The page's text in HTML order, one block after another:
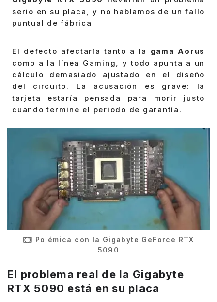
serio en su placa, y no hablamos de un fallo
puntual de fábrica.
El defecto afectaría tanto a la gama Aorus
como a la línea Gaming, y todo apunta a un
cálculo demasiado ajustado en el diseño
del circuito. La acusación es grave: la
tarjeta estaría pensada para morir justo
cuando termine el periodo de garantía.
Polémica con la Gigabyte GeForce RTX
5090
El problema real de la Gigabyte
RTX 5090 está en su placa